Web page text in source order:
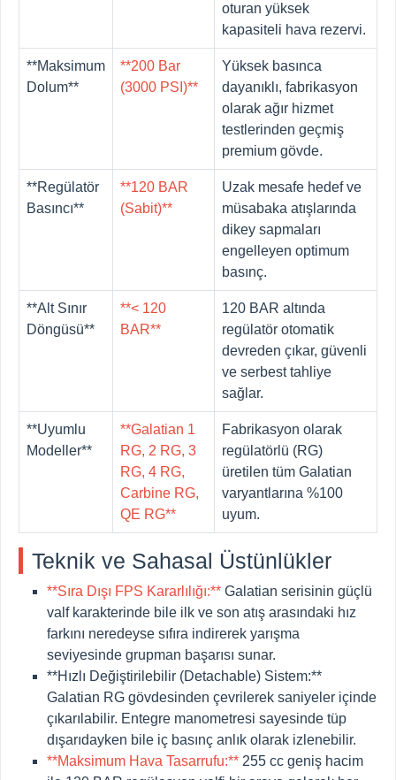
oturan yüksek
kapasiteli hava rezervi.
**Maksimum
Dolum**
**200 Bar
(3000 PSI)**
Yüksek basınca
dayanıklı, fabrikasyon
olarak ağır hizmet
testlerinden geçmiş
premium gövde.
**Regülatör
Basıncı**
**120 BAR
(Sabit)**
Uzak mesafe hedef ve
müsabaka atışlarında
dikey sapmaları
engelleyen optimum
basınç.
**Alt Sınır
Döngüsü**
**< 120
BAR**
120 BAR altında
regülatör otomatik
devreden çıkar, güvenli
ve serbest tahliye
sağlar.
**Uyumlu
Modeller**
**Galatian 1
RG, 2 RG, 3
RG, 4 RG,
Carbine RG,
QE RG**
Fabrikasyon olarak
regülatörlü (RG)
üretilen tüm Galatian
varyantlarına %100
uyum.
Teknik ve Sahasal Üstünlükler
**Sıra Dışı FPS Kararlılığı:** Galatian serisinin güçlü
valf karakterinde bile ilk ve son atış arasındaki hız
farkını neredeyse sıfıra indirerek yarışma
seviyesinde grupman başarısı sunar.
**Hızlı Değiştirilebilir (Detachable) Sistem:**
Galatian RG gövdesinden çevrilerek saniyeler içinde
çıkarılabilir. Entegre manometresi sayesinde tüp
dışarıdayken bile iç basınç anlık olarak izlenebilir.
**Maksimum Hava Tasarrufu:** 255 cc geniş hacim